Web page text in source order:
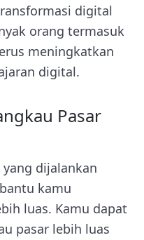
digital
orang termasuk
meningkatkan
digital.
Pasar
dijalankan
kamu
luas. Kamu dapat
pasar lebih luas